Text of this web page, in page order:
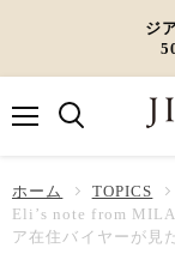
ジ
ー
ホーム
TOPICS
Eli’s note from
ア在住バイヤーが見